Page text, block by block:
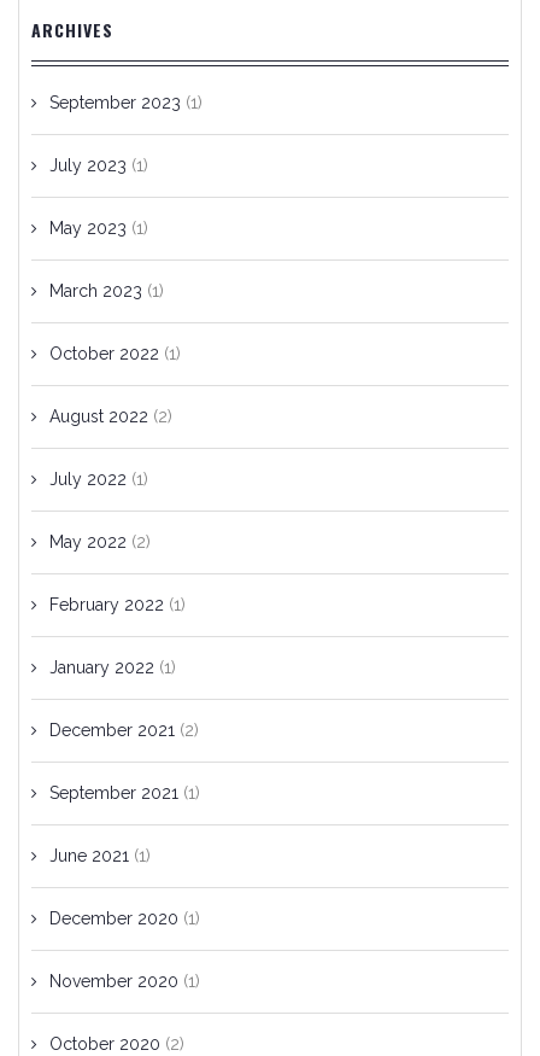
ARCHIVES
September 2023 (1)
July 2023 (1)
May 2023 (1)
March 2023 (1)
October 2022 (1)
August 2022 (2)
July 2022 (1)
May 2022 (2)
February 2022 (1)
January 2022 (1)
December 2021 (2)
September 2021 (1)
June 2021 (1)
December 2020 (1)
November 2020 (1)
October 2020 (2)